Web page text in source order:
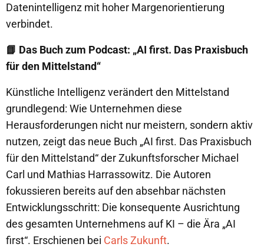
Datenintelligenz mit hoher Margenorientierung
verbindet.
📘 Das Buch zum Podcast: „AI first. Das Praxisbuch
für den Mittelstand“
Künstliche Intelligenz verändert den Mittelstand
grundlegend: Wie Unternehmen diese
Herausforderungen nicht nur meistern, sondern aktiv
nutzen, zeigt das neue Buch „AI first. Das Praxisbuch
für den Mittelstand“ der Zukunftsforscher Michael
Carl und Mathias Harrassowitz. Die Autoren
fokussieren bereits auf den absehbar nächsten
Entwicklungsschritt: Die konsequente Ausrichtung
des gesamten Unternehmens auf KI – die Ära „AI
first“. Erschienen bei Carls Zukunft.